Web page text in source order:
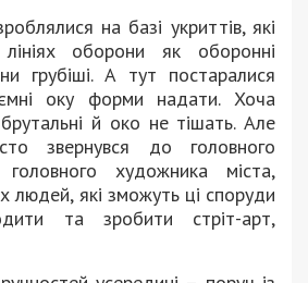
на базі укриттів, які
оборони як оборонні
грубіші. А тут постаралися
оку форми надати. Хоча
й око не тішать. Але
звернувся до головного
художника міста,
людей, які зможуть ці споруди
та зробити стріт-арт,